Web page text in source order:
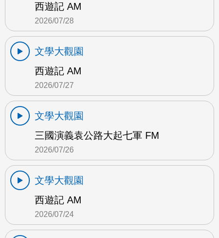
西遊記 AM
2026/07/28
文學大觀園
西遊記 AM
2026/07/27
文學大觀園
三國演義袁公路大起七軍 FM
2026/07/26
文學大觀園
西遊記 AM
2026/07/24